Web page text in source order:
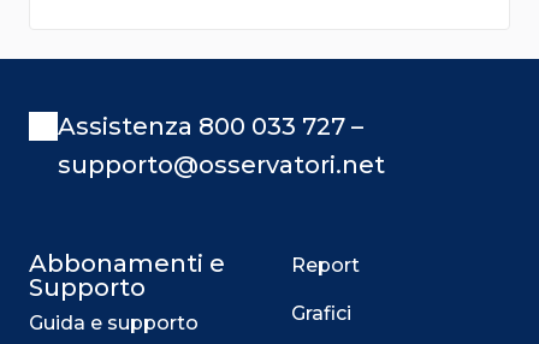
Assistenza 800 033 727 –
supporto@osservatori.net
Abbonamenti e
Supporto
Guida e supporto
Report
Grafici